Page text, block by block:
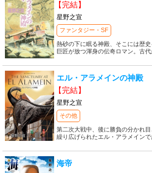
【完結】
星野之宣
ファンタジー・SF
熱砂の下に眠る神殿、そこには歴
巨匠が放つ渾身の伝奇ロマン。古
エル・アラメインの神殿
【完結】
星野之宣
その他
第二次大戦中、後に勝負の分かれ
繰り広げられたエル・アラメイン
海帝